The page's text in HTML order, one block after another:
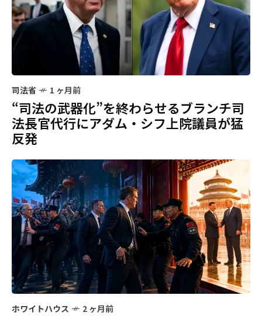
司法省 1 ヶ月前
“司法の武器化”を終わらせるブランチ司
法長官代行にアダム・シフ上院議員が猛
反発
ホワイトハウス 2 ヶ月前